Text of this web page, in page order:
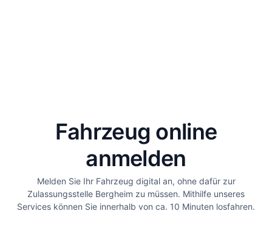
Fahrzeug online
anmelden
Melden Sie Ihr Fahrzeug digital an, ohne dafür zur
Zulassungsstelle Bergheim zu müssen. Mithilfe unseres
Services können Sie innerhalb von ca. 10 Minuten losfahren.